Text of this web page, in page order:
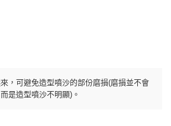
，可避免造型噴沙的部份磨損(磨損並不會
是造型噴沙不明顯)。